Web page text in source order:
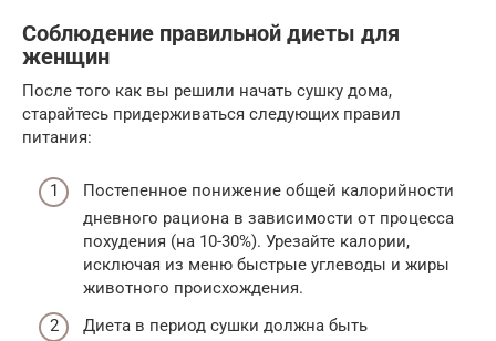
Соблюдение правильной диеты для
женщин
После того как вы решили начать сушку дома,
старайтесь придерживаться следующих правил
питания:
Постепенное понижение общей калорийности
дневного рациона в зависимости от процесса
похудения (на 10-30%). Урезайте калории,
исключая из меню быстрые углеводы и жиры
животного происхождения.
Диета в период сушки должна быть